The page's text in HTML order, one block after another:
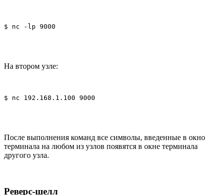
$ nc -lp 9000
На втором узле:
$ nc 192.168.1.100 9000
После выполнения команд все символы, введенные в окно
терминала на любом из узлов появятся в окне терминала
другого узла.
Реверс-шелл